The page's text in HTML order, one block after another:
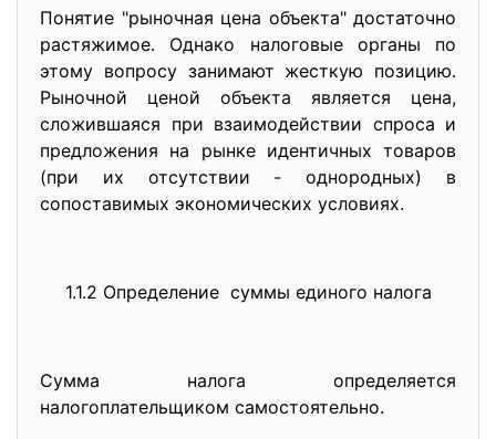
Понятие "рыночная цена объекта" достаточно
растяжимое. Однако налоговые органы по
этому вопросу занимают жесткую позицию.
Рыночной ценой объекта является цена,
сложившаяся при взаимодействии спроса и
предложения на рынке идентичных товаров
(при их отсутствии - однородных) в
сопоставимых экономических условиях.
1.1.2 Определение суммы единого налога
Сумма налога определяется
налогоплательщиком самостоятельно.